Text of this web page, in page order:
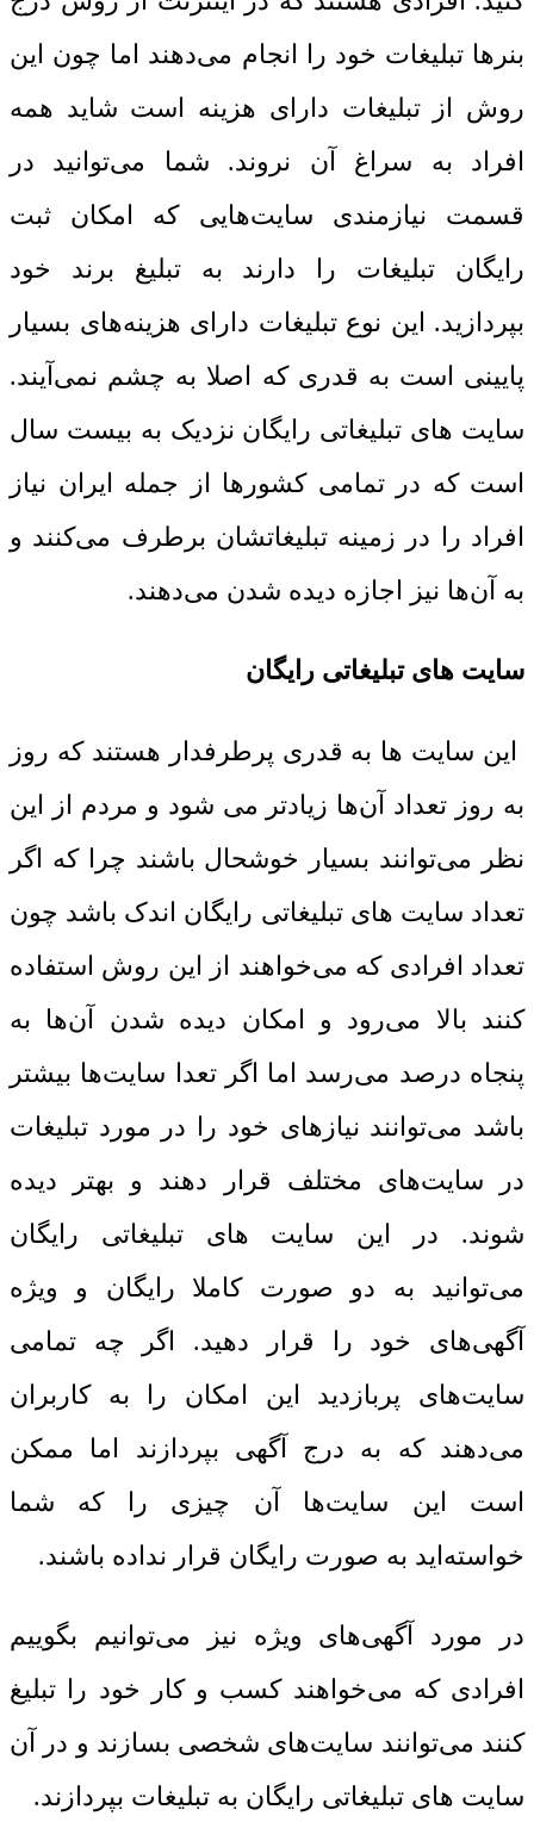
بنرها تبلیغات خود را انجام می‌دهند اما چون این
روش از تبلیغات دارای هزینه است شاید همه
افراد به سراغ آن نروند. شما می‌توانید در
قسمت نیازمندی سایت‌هایی که امکان ثبت
رایگان تبلیغات را دارند به تبلیغ برند خود
بپردازید. این نوع تبلیغات دارای هزینه‌های بسیار
پایینی است به قدری که اصلا به چشم نمی‌آیند.
سایت‌ های تبلیغاتی رایگان نزدیک به بیست سال
است که در تمامی کشورها از جمله ایران نیاز
افراد را در زمینه تبلیغاتشان برطرف می‌کنند و
به آن‌ها نیز اجازه دیده شدن می‌دهند.
سایت‌ های تبلیغاتی رایگان
این سایت ها به قدری پرطرفدار هستند که روز
به روز تعداد آن‌ها زیادتر می شود و مردم از این
نظر می‌توانند بسیار خوشحال باشند چرا که اگر
تعداد سایت‌ های تبلیغاتی رایگان اندک باشد چون
تعداد افرادی که می‌خواهند از این روش استفاده
کنند بالا می‌رود و امکان دیده شدن آن‌ها به
پنجاه درصد می‌رسد اما اگر تعدا سایت‌ها بیشتر
باشد می‌توانند نیازهای خود را در مورد تبلیغات
در سایت‌های مختلف قرار دهند و بهتر دیده
شوند. در این سایت ‌های تبلیغاتی رایگان
می‌توانید به دو صورت کاملا رایگان و ویژه
آگهی‌های خود را قرار دهید. اگر چه تمامی
سایت‌های پربازدید این امکان را به کاربران
می‌دهند که به درج آگهی بپردازند اما ممکن
است این سایت‌ها آن چیزی را که شما
خواسته‌اید به صورت رایگان قرار نداده باشند.
در مورد آگهی‌های ویژه نیز می‌توانیم بگوییم
افرادی که می‌خواهند کسب و کار خود را تبلیغ
کنند می‌‌توانند سایت‌های شخصی بسازند و در آن
سایت‌ های تبلیغاتی رایگان به تبلیغات بپردازند.